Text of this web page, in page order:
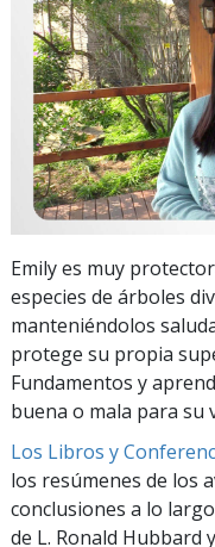
Emily es muy
especies de árboles
manteniéndolos
protege su propia
Fundamentos y
buena o mala para su
Los Libros y
los resúmenes de los
conclusiones a lo
de L. Ronald Hubbard